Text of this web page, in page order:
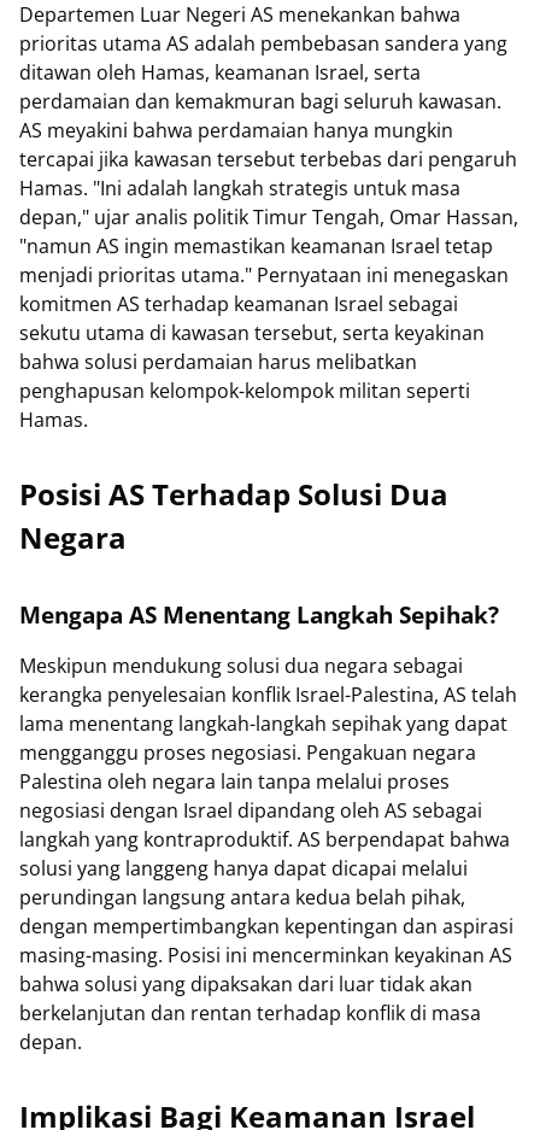
Departemen Luar Negeri AS menekankan bahwa
prioritas utama AS adalah pembebasan sandera yang
ditawan oleh Hamas, keamanan Israel, serta
perdamaian dan kemakmuran bagi seluruh kawasan.
AS meyakini bahwa perdamaian hanya mungkin
tercapai jika kawasan tersebut terbebas dari pengaruh
Hamas. "Ini adalah langkah strategis untuk masa
depan," ujar analis politik Timur Tengah, Omar Hassan,
"namun AS ingin memastikan keamanan Israel tetap
menjadi prioritas utama." Pernyataan ini menegaskan
komitmen AS terhadap keamanan Israel sebagai
sekutu utama di kawasan tersebut, serta keyakinan
bahwa solusi perdamaian harus melibatkan
penghapusan kelompok-kelompok militan seperti
Hamas.
Posisi AS Terhadap Solusi Dua
Negara
Mengapa AS Menentang Langkah Sepihak?
Meskipun mendukung solusi dua negara sebagai
kerangka penyelesaian konflik Israel-Palestina, AS telah
lama menentang langkah-langkah sepihak yang dapat
mengganggu proses negosiasi. Pengakuan negara
Palestina oleh negara lain tanpa melalui proses
negosiasi dengan Israel dipandang oleh AS sebagai
langkah yang kontraproduktif. AS berpendapat bahwa
solusi yang langgeng hanya dapat dicapai melalui
perundingan langsung antara kedua belah pihak,
dengan mempertimbangkan kepentingan dan aspirasi
masing-masing. Posisi ini mencerminkan keyakinan AS
bahwa solusi yang dipaksakan dari luar tidak akan
berkelanjutan dan rentan terhadap konflik di masa
depan.
Implikasi Bagi Keamanan Israel